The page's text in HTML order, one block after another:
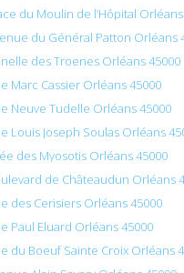
du Moulin de l’Hôpital
du Général Patton Orléans
des Troenes Orléans 45000
Marc Cassier Orléans 45000
Neuve Tudelle Orléans 45000
Louis Joseph Soulas Orléans
des Myosotis Orléans 45000
de Châteaudun Orléans
des Cerisiers Orléans 45000
Paul Eluard Orléans 45000
du Boeuf Sainte Croix Orléans